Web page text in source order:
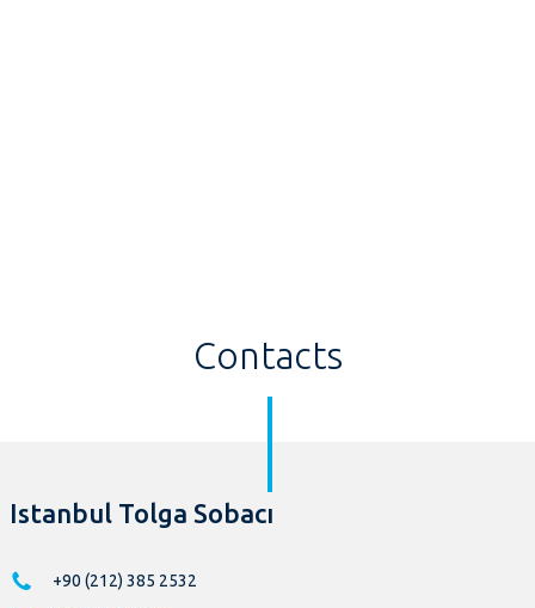
Contacts
Istanbul Tolga Sobacı
+90 (212) 385 2532